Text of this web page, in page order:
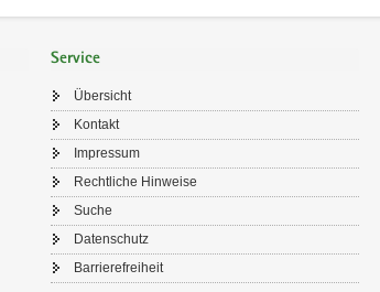
Service
Übersicht
Kontakt
Impressum
Rechtliche Hinweise
Suche
Datenschutz
Barrierefreiheit